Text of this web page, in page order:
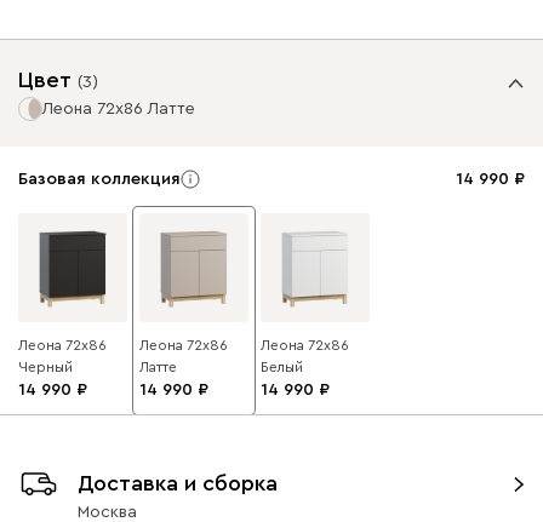
Цвет (3)
Леона 72x86 Латте
Базовая коллекция 14 990
Леона 72x86
Черный
14 990
Леона 72x86
Латте
14 990
Леона 72x86
Белый
14 990
Доставка и сборка
Москва